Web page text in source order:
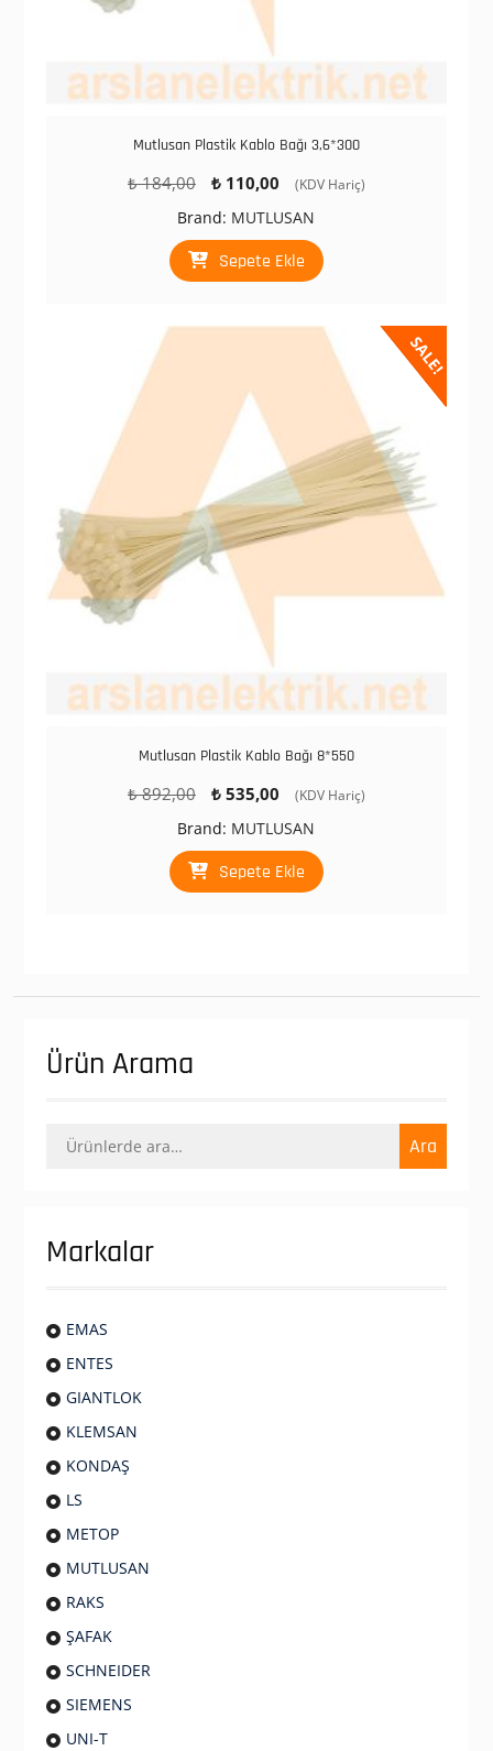
Mutlusan Plastik Kablo Bağı 3,6*300
₺184,00
Orijinal
₺ 184,00.
₺110,00
Şu
fiyat:
₺ 110,00.
(KDV Hariç)
Brand: MUTLUSAN
Sepete Ekle
SALE!
Mutlusan Plastik Kablo Bağı 8*550
₺892,00
Orijinal
fiyat:
₺ 892,00.
₺535,00
Şu
fiyat:
₺ 535,00.
(KDV Hariç)
Brand: MUTLUSAN
Sepete Ekle
Ürün Arama
Ara: Ara
Markalar
EMAS
ENTES
GIANTLOK
KLEMSAN
KONDAŞ
LS
METOP
MUTLUSAN
RAKS
ŞAFAK
SCHNEIDER
SIEMENS
UNI-T